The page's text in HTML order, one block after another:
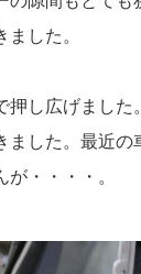
した。
押し広げました
ました。最近の
・・・・。